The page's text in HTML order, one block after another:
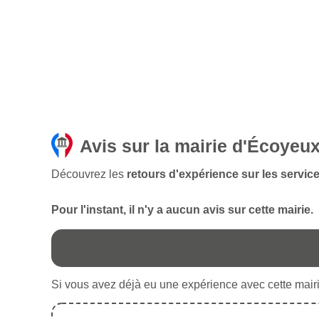
Avis sur la mairie
Découvrez les retours d'expérience sur les
Pour l'instant, il n'y a aucun avis sur cette mairie.
Si vous avez déjà eu une expérience avec cette